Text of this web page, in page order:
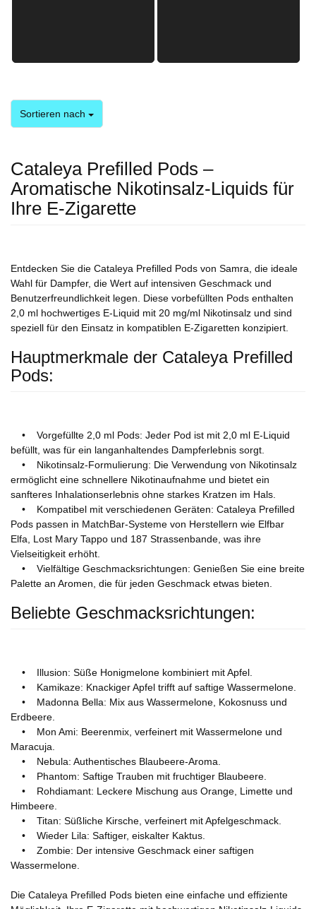
Sortieren nach
Sortieren nach
Cataleya Prefilled Pods –
Aromatische Nikotinsalz-Liquids für
Ihre E-Zigarette
Entdecken Sie die Cataleya Prefilled Pods von Samra, die ideale
Wahl für Dampfer, die Wert auf intensiven Geschmack und
Benutzerfreundlichkeit legen. Diese vorbefüllten Pods enthalten
2,0 ml hochwertiges E-Liquid mit 20 mg/ml Nikotinsalz und sind
speziell für den Einsatz in kompatiblen E-Zigaretten konzipiert.
Hauptmerkmale der Cataleya Prefilled
Pods:
• Vorgefüllte 2,0 ml Pods: Jeder Pod ist mit 2,0 ml E-Liquid
befüllt, was für ein langanhaltendes Dampferlebnis sorgt.
• Nikotinsalz-Formulierung: Die Verwendung von Nikotinsalz
ermöglicht eine schnellere Nikotinaufnahme und bietet ein
sanfteres Inhalationserlebnis ohne starkes Kratzen im Hals.
• Kompatibel mit verschiedenen Geräten: Cataleya Prefilled
Pods passen in MatchBar-Systeme von Herstellern wie Elfbar
Elfa, Lost Mary Tappo und 187 Strassenbande, was ihre
Vielseitigkeit erhöht.
• Vielfältige Geschmacksrichtungen: Genießen Sie eine breite
Palette an Aromen, die für jeden Geschmack etwas bieten.
Beliebte Geschmacksrichtungen:
• Illusion: Süße Honigmelone kombiniert mit Apfel.
• Kamikaze: Knackiger Apfel trifft auf saftige Wassermelone.
• Madonna Bella: Mix aus Wassermelone, Kokosnuss und
Erdbeere.
• Mon Ami: Beerenmix, verfeinert mit Wassermelone und
Maracuja.
• Nebula: Authentisches Blaubeere-Aroma.
• Phantom: Saftige Trauben mit fruchtiger Blaubeere.
• Rohdiamant: Leckere Mischung aus Orange, Limette und
Himbeere.
• Titan: Süßliche Kirsche, verfeinert mit Apfelgeschmack.
• Wieder Lila: Saftiger, eiskalter Kaktus.
• Zombie: Der intensive Geschmack einer saftigen
Wassermelone.
Die Cataleya Prefilled Pods bieten eine einfache und effiziente